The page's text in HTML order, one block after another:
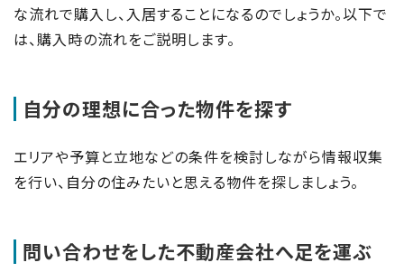
な流れで購入し、入居することになるのでしょうか。以下で
は、購入時の流れをご説明します。
自分の理想に合った物件を探す
エリアや予算と立地などの条件を検討しながら情報収集
を行い、自分の住みたいと思える物件を探しましょう。
問い合わせをした不動産会社へ足を運ぶ